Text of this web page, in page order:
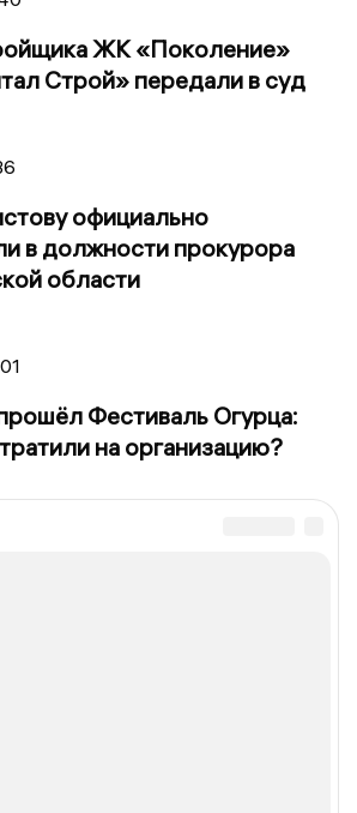
ЖК «Поколение»
Строй» передали в суд
официально
в должности прокурора
области
Фестиваль Огурца:
на организацию?